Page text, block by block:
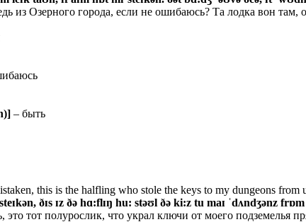
из Озерного города, если не ошибаюсь? Та лодка вон там,
– быть
this is the halfling who stole the keys to my dungeons from
ðɪs ɪz ðə hɑ:flɪŋ hu: stəʊl ðə ki:z tu maɪ ˈdʌndʒənz
тот полурослик, что украл ключи от моего подземелья